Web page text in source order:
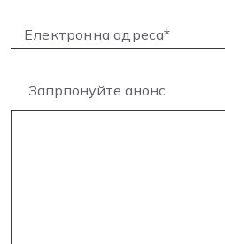
Запрпонуйте анонс